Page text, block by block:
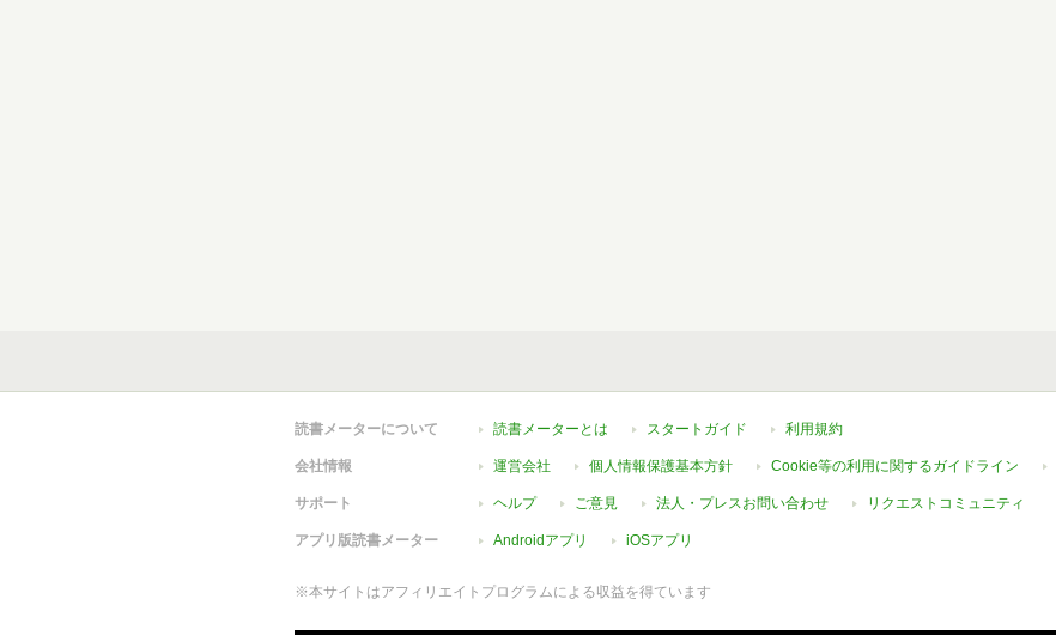
読書メーターについて 読書メーターとは スタートガイド 利用規約
会社情報 運営会社 個人情報保護基本方針 Cookie等の利用に関するガイドライン
サポート ヘルプ ご意見 法人・プレスお問い合わせ リクエストコミュニティ
アプリ版読書メーター Androidアプリ iOSアプリ
※本サイトはアフィリエイトプログラムによる収益を得ています